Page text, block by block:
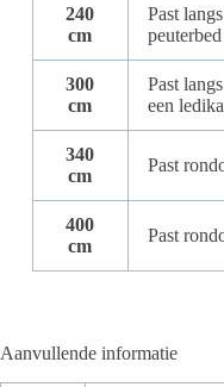
240
cm
Past
300
cm
Past
een
340
cm
Past
400
cm
Past
Aanvullende informatie